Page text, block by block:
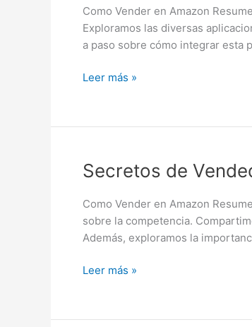
Como Vender en Amazon
Exploramos las diversas
a paso sobre cómo integrar esta
Negocio
en
Amazon
ChatGPT:
Leer más »
Secretos de
Como Vender en Amazon
sobre la competencia.
Además, exploramos la
Secretos
Vendedores
Exitosos
en
Leer más »